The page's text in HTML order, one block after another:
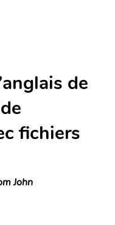
de
fichiers
John